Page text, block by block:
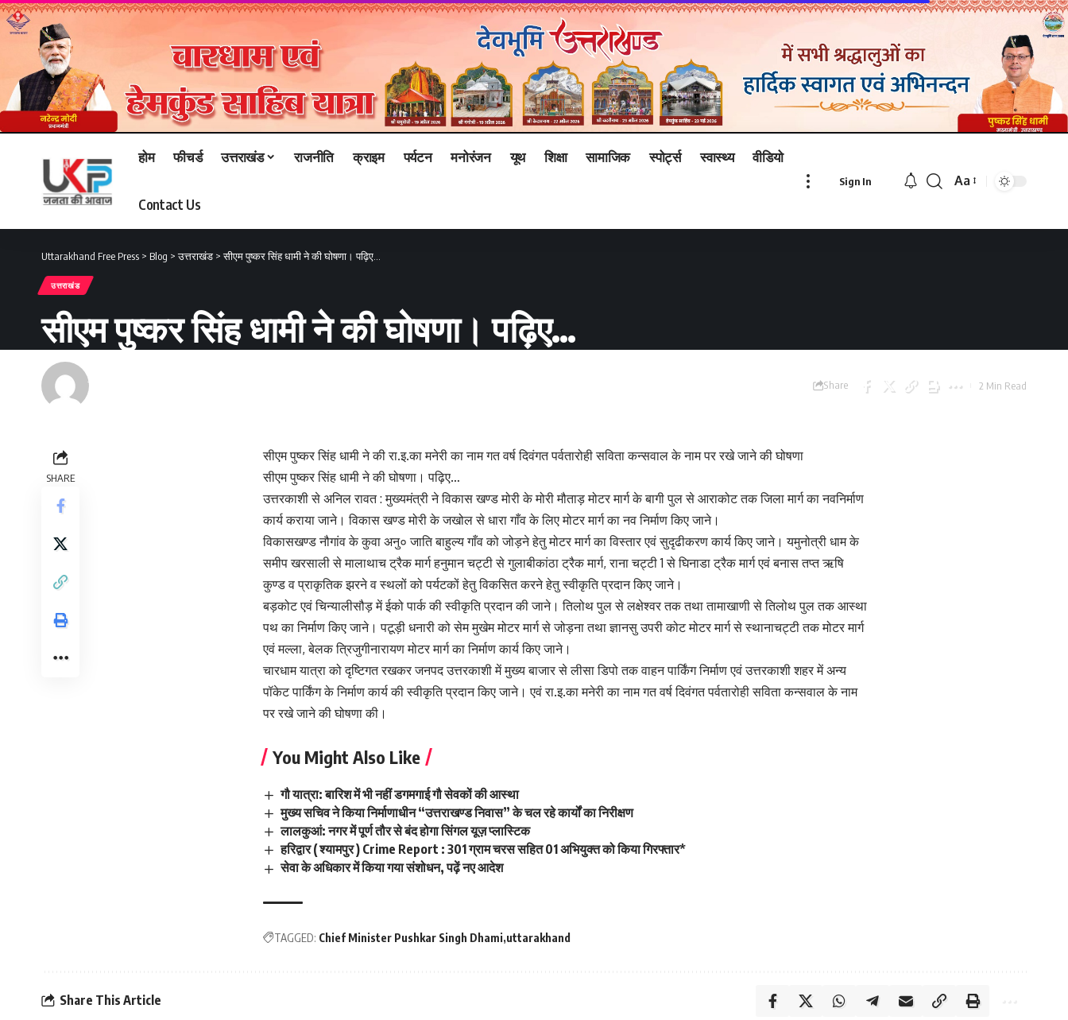
होम फीचर्ड उत्तराखंड राजनीति क्राइम पर्यटन मनोरंजन यूथ शिक्षा सामाजिक स्पोर्ट्स स्वास्थ्य वीडियो
Contact Us
Sign In
Font
Aa
Uttarakhand Free Press > Blog >उत्तराखंड >सीएम पुष्कर सिंह धामी ने की घोषणा। पढ़िए…
उत्तराखंड
सीएम पुष्कर सिंह धामी ने की घोषणा। पढ़िए…
Last updated: September 24, 2023 8:55 am
Renu Negi
Share 2 Min Read
SHARE
सीएम पुष्कर सिंह धामी ने की रा.इ.का मनेरी का नाम गत वर्ष दिवंगत पर्वतारोही सविता कन्सवाल के नाम पर रखे जाने की घोषणा
सीएम पुष्कर सिंह धामी ने की घोषणा। पढ़िए…
उत्तरकाशी से अनिल रावत : मुख्यमंत्री ने विकास खण्ड मोरी के मोरी मौताड़ मोटर मार्ग के बागी पुल से आराकोट तक जिला मार्ग का नवनिर्माण
कार्य कराया जाने। विकास खण्ड मोरी के जखोल से धारा गाँव के लिए मोटर मार्ग का नव निर्माण किए जाने।
विकासखण्ड नौगांव के कुवा अनु० जाति बाहुल्य गाँव को जोड़ने हेतु मोटर मार्ग का विस्तार एवं सुदृढीकरण कार्य किए जाने। यमुनोत्री धाम के
समीप खरसाली से मालाथाच ट्रैक मार्ग हनुमान चट्टी से गुलाबीकांठा ट्रैक मार्ग, राना चट्टी 1 से घिनाडा ट्रैक मार्ग एवं बनास तप्त ऋषि
कुण्ड व प्राकृतिक झरने व स्थलों को पर्यटकों हेतु विकसित करने हेतु स्वीकृति प्रदान किए जाने।
बड़कोट एवं चिन्यालीसौड़ में ईको पार्क की स्वीकृति प्रदान की जाने। तिलोथ पुल से लक्षेश्वर तक तथा तामाखाणी से तिलोथ पुल तक आस्था
पथ का निर्माण किए जाने। पटूड़ी धनारी को सेम मुखेम मोटर मार्ग से जोड़ना तथा ज्ञानसु उपरी कोट मोटर मार्ग से स्थानाचट्टी तक मोटर मार्ग
एवं मल्ला, बेलक त्रिजुगीनारायण मोटर मार्ग का निर्माण कार्य किए जाने।
चारधाम यात्रा को दृष्टिगत रखकर जनपद उत्तरकाशी में मुख्य बाजार से लीसा डिपो तक वाहन पार्किंग निर्माण एवं उत्तरकाशी शहर में अन्य
पॉकेट पार्किंग के निर्माण कार्य की स्वीकृति प्रदान किए जाने। एवं रा.इ.का मनेरी का नाम गत वर्ष दिवंगत पर्वतारोही सविता कन्सवाल के नाम
पर रखे जाने की घोषणा की।
You Might Also Like
गौ यात्रा: बारिश में भी नहीं डगमगाई गौ सेवकों की आस्था
मुख्य सचिव ने किया निर्माणाधीन “उत्तराखण्ड निवास” के चल रहे कार्यों का निरीक्षण
लालकुआं: नगर में पूर्ण तौर से बंद होगा सिंगल यूज़ प्लास्टिक
हरिद्वार ( श्यामपुर ) Crime Report : 301 ग्राम चरस सहित 01 अभियुक्त को किया गिरफ्तार*
सेवा के अधिकार में किया गया संशोधन, पढ़ें नए आदेश
TAGGED: Chief Minister Pushkar Singh Dhami uttarakhand
Share This Article